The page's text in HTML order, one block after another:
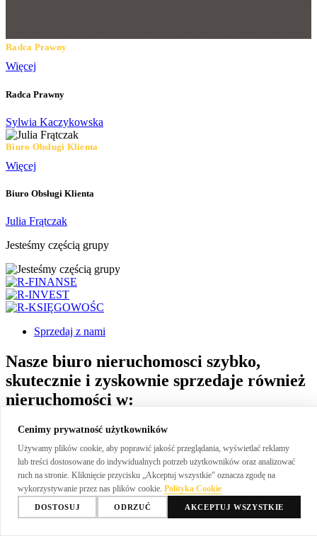
Radca Prawny
Więcej
Radca Prawny
Sylwia Kaczykowska
Biuro Obsługi Klienta
Więcej
Biuro Obsługi Klienta
Julia Frątczak
Jesteśmy częścią grupy
Sprzedaj z nami
Nasze biuro nieruchomosci szybko,
skutecznie i zyskownie sprzedaje również
nieruchomości w:
Gdańsk
Sopot
Gdynia
Pruszcz Gdański
Cenimy prywatność użytkowników
Używamy plików cookie, aby poprawić jakość przeglądania, wyświetlać reklamy
lub treści dostosowane do indywidualnych potrzeb użytkowników oraz analizować
ruch na stronie. Kliknięcie przycisku „Akceptuj wszystkie" oznacza zgodę na
wykorzystywanie przez nas plików cookie. Polityka Cookie
DOSTOSUJ ODRZUĆ AKCEPTUJ WSZYSTKIE